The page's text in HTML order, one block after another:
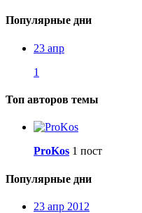
Популярные дни
23 апр
1
Топ авторов темы
ProKos 1 пост
Популярные дни
23 апр 2012